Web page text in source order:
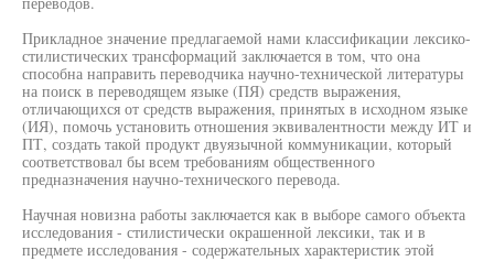
Прикладное значение предлагаемой нами классификации лексико-
стилистических трансформаций заключается в том, что она
способна направить переводчика научно-технической литературы
на поиск в переводящем языке (ПЯ) средств выражения,
отличающихся от средств выражения, принятых в исходном языке
(ИЯ), помочь установить отношения эквивалентности между ИТ и
ПТ, создать такой продукт двуязычной коммуникации, который
соответствовал бы всем требованиям общественного
предназначения научно-технического перевода.
Научная новизна работы заключается как в выборе самого объекта
исследования - стилистически окрашенной лексики, так и в
предмете исследования - содержательных характеристик этой